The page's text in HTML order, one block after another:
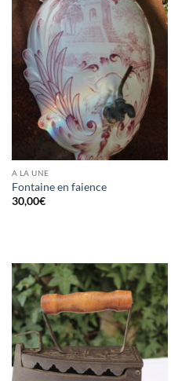
A LA UNE
Fontaine en faience
30,00€
RUPTURE DE STOCK